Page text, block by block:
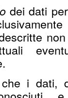
dei dati
i dati,